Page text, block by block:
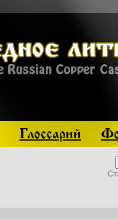
Глоссарий